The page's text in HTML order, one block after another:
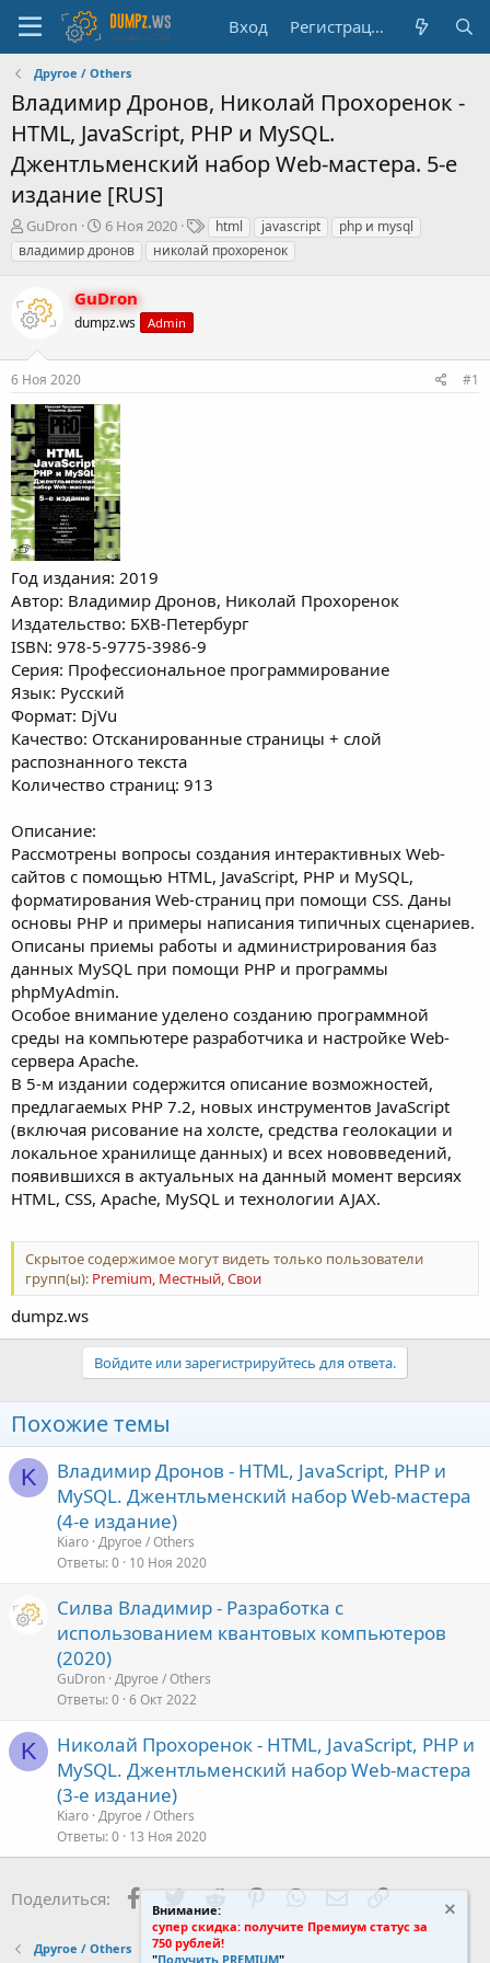
Вход Регистрация
Другое / Others
Владимир Дронов, Николай Прохоренок -
HTML, JavaScript, PHP и MySQL.
Джентльменский набор Web-мастера. 5-е
издание [RUS]
А
в
т
р
т
м
ы
GuDron
Д
а
т
н
а
а
а
6 Ноя 2020
Т
е
г
html javascript
php и mysql
владимир дронов
николай прохоренок
GuDron
dumpz.ws Admin
6 Ноя 2020 #1
Год издания: 2019
Автор: Владимир Дронов, Николай Прохоренок
Издательство: БХВ-Петербург
ISBN: 978-5-9775-3986-9
Серия: Профессиональное программирование
Язык: Русский
Формат: DjVu
Качество: Отсканированные страницы + слой
распознанного текста
Количество страниц: 913
Описание:
Рассмотрены вопросы создания интерактивных Web-
сайтов с помощью HTML, JavaScript, PHP и MySQL,
форматирования Web-страниц при помощи CSS. Даны
основы PHP и примеры написания типичных сценариев.
Описаны приемы работы и администрирования баз
данных MySQL при помощи PHP и программы
phpMyAdmin.
Особое внимание уделено созданию программной
среды на компьютере разработчика и настройке Web-
сервера Apache.
В 5-м издании содержится описание возможностей,
предлагаемых PHP 7.2, новых инструментов JavaScript
(включая рисование на холсте, средства геолокации и
локальное хранилище данных) и всех нововведений,
появившихся в актуальных на данный момент версиях
HTML, CSS, Apache, MySQL и технологии AJAX.
Скрытое содержимое могут видеть только пользователи
групп(ы): Premium, Местный, Свои
dumpz.ws
Войдите или зарегистрируйтесь для ответа.
Похожие темы
K
Владимир Дронов - HTML, JavaScript, PHP и
MySQL. Джентльменский набор Web-мастера
(4-е издание)
Kiaro Другое / Others
Ответы 0 10 Ноя 2020
Силва Владимир - Разработка с
использованием квантовых компьютеров
(2020)
GuDron Другое / Others
Ответы 0 6 Окт 2022
K
Николай Прохоренок - HTML, JavaScript, PHP и
MySQL. Джентльменский набор Web-мастера
(3-е издание)
Kiaro Другое / Others
Ответы 0 13 Ноя 2020
Поделиться: Facebook
TwitterRedditPinterestWhatsAppЭлектронная
Ссылка
Другое / Others
Внимание:
супер скидка: получите Премиум статус за
750 рублей!
"Получить PREMIUM"